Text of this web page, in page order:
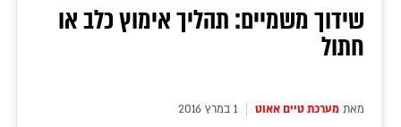
שידוך משמיים: תהליך אימוץ כלב או
חתול
מאת מערכת טיים אאוט 1 במרץ 2016